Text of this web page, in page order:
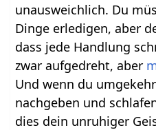
unausweichlich. Du
Dinge erledigen, aber
dass jede Handlung
zwar aufgedreht, aber
Und wenn du
nachgeben und
dies dein unruhiger